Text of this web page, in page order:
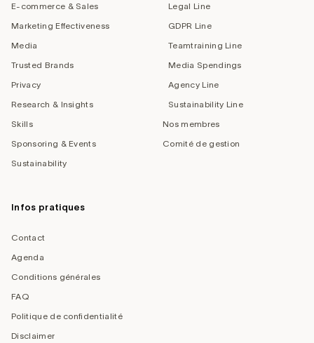
E-commerce & Sales
Marketing Effectiveness
Media
Trusted Brands
Privacy
Research & Insights
Skills
Sponsoring & Events
Sustainability
Legal Line
GDPR Line
Teamtraining Line
Media Spendings
Agency Line
Sustainability Line
Nos membres
Comité de gestion
Infos pratiques
Contact
Agenda
Conditions générales
FAQ
Politique de confidentialité
Disclaimer